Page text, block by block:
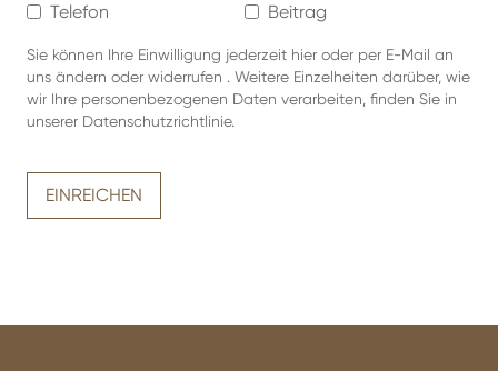
Telefon Beitrag
Sie können Ihre Einwilligung jederzeit hier oder per E-Mail an
uns ändern oder widerrufen . Weitere Einzelheiten darüber, wie
wir Ihre personenbezogenen Daten verarbeiten, finden Sie in
unserer Datenschutzrichtlinie.
EINREICHEN